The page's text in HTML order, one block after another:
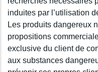
induites par l’utilisation
Les produits dangereux
propositions
exclusive du client de
aux substances